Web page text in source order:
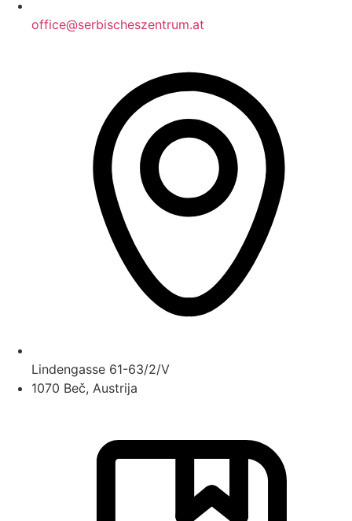
office@serbischeszentrum.at
Lindengasse 61-63/2/V
1070 Beč, Austrija